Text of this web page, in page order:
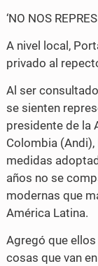
‘NO NOS
A nivel local,
privado al
Al ser
se sienten
presidente de la
Colombia
medidas
años no se
modernas que
América Latina.
Agregó que
cosas que van